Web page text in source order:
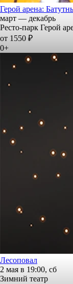
Герой арена:
март — декабрь
Ресто-парк Герой
от 1550 ₽
0+
Лесоповал
2 мая в 19:00, сб
Зимний театр